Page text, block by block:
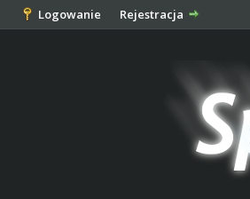
Logowanie Rejestracja